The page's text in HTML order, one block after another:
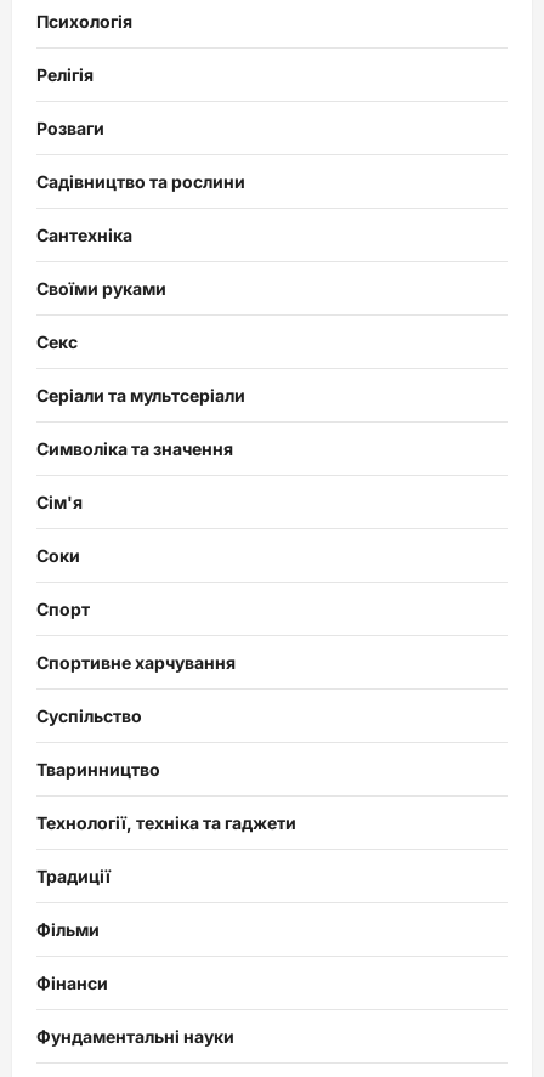
Психологія
Релігія
Розваги
Садівництво та рослини
Сантехніка
Своїми руками
Секс
Серіали та мультсеріали
Символіка та значення
Сім'я
Соки
Спорт
Спортивне харчування
Суспільство
Тваринництво
Технології, техніка та гаджети
Традиції
Фільми
Фінанси
Фундаментальні науки